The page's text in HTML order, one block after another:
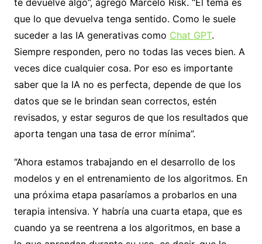
te devuelve algo”, agregó Marcelo Risk. “El tema es
que lo que devuelva tenga sentido. Como le suele
suceder a las IA generativas como Chat GPT.
Siempre responden, pero no todas las veces bien. A
veces dice cualquier cosa. Por eso es importante
saber que la IA no es perfecta, depende de que los
datos que se le brindan sean correctos, estén
revisados, y estar seguros de que los resultados que
aporta tengan una tasa de error mínima”.
“Ahora estamos trabajando en el desarrollo de los
modelos y en el entrenamiento de los algoritmos. En
una próxima etapa pasaríamos a probarlos en una
terapia intensiva. Y habría una cuarta etapa, que es
cuando ya se reentrena a los algoritmos, en base a